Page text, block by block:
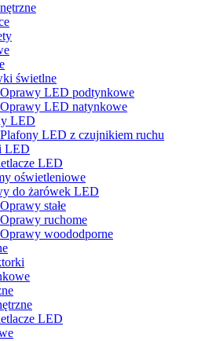
świetlne
Oprawy LED podtynkowe
Oprawy LED natynkowe
LED
Plafony LED z czujnikiem ruchu
LED
LED
oświetleniowe
do żarówek LED
Oprawy stałe
Oprawy ruchome
Oprawy woododporne
LED